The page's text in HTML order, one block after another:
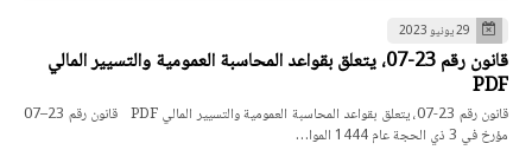
29 يونيو 2023
قانون رقم 23-07، يتعلق بقواعد المحاسبة العمومية والتسيير المالي
PDF
قانون رقم 23-07، يتعلق بقواعد المحاسبة العمومية والتسيير المالي PDF قانون رقم 23–07
مؤرخ في 3 ذي الحجة عام 1444 الموا…